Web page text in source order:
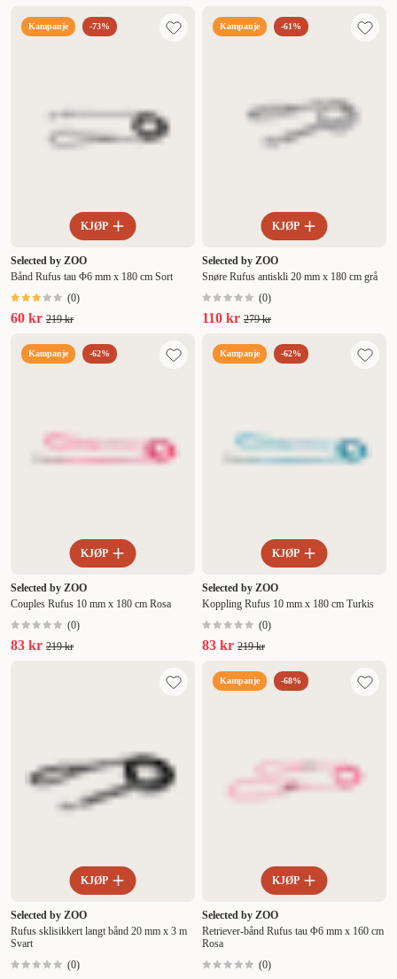
Kampanje -73%
KJØP
Selected by ZOO
Bånd Rufus tau Φ6 mm x 180 cm Sort
(0)
60 kr 219 kr
Kampanje -61%
KJØP
Selected by ZOO
Snøre Rufus antiskli 20 mm x 180 cm grå
(0)
110 kr 279 kr
Kampanje -62%
KJØP
Selected by ZOO
Couples Rufus 10 mm x 180 cm Rosa
(0)
83 kr 219 kr
Kampanje -62%
KJØP
Selected by ZOO
Koppling Rufus 10 mm x 180 cm Turkis
(0)
83 kr 219 kr
KJØP
Selected by ZOO
Rufus sklisikkert langt bånd 20 mm x 3 m
Svart
(0)
Kampanje -68%
KJØP
Selected by ZOO
Retriever-bånd Rufus tau Φ6 mm x 160 cm
Rosa
(0)